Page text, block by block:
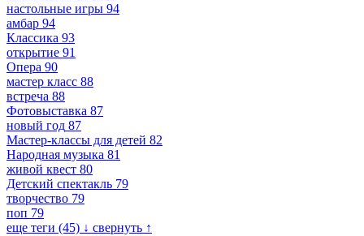
настольные игры 94
амбар 94
Классика 93
открытие 91
Опера 90
мастер класс 88
встреча 88
Фотовыставка 87
новый год 87
Мастер-классы для детей 82
Народная музыка 81
живой квест 80
Детский спектакль 79
творчество 79
поп 79
еще теги (45) ↓ свернуть ↑